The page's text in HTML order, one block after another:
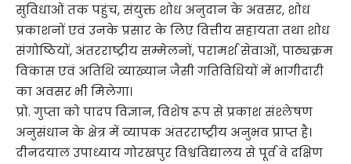
सुविधाओं तक पहुंच, संयुक्त शोध अनुदान के अवसर, शोध
प्रकाशनों एवं उनके प्रसार के लिए वित्तीय सहायता तथा शोध
संगोष्ठियों, अंतरराष्ट्रीय सम्मेलनों, परामर्श सेवाओं, पाठ्यक्रम
विकास एवं अतिथि व्याख्यान जैसी गतिविधियों में भागीदारी
का अवसर भी मिलेगा।
प्रो. गुप्ता को पादप विज्ञान, विशेष रूप से प्रकाश संश्लेषण
अनुसंधान के क्षेत्र में व्यापक अंतरराष्ट्रीय अनुभव प्राप्त है।
दीनदयाल उपाध्याय गोरखपुर विश्वविद्यालय से पूर्व वे दक्षिण